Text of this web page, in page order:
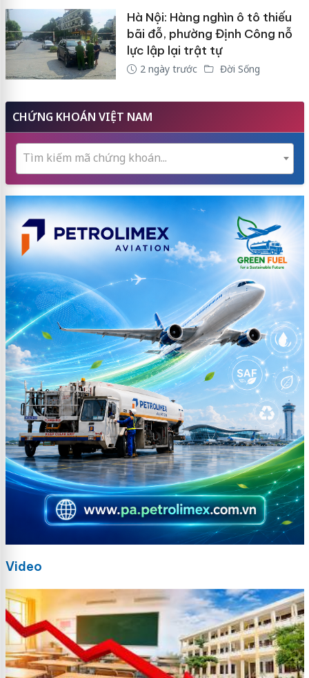
Hà Nội: Hàng nghìn ô tô thiếu
bãi đỗ, phường Định Công nỗ
lực lập lại trật tự
2 ngày trước Đời Sống
CHỨNG KHOÁN VIỆT NAM
Tìm kiếm mã chứng khoán...
Video